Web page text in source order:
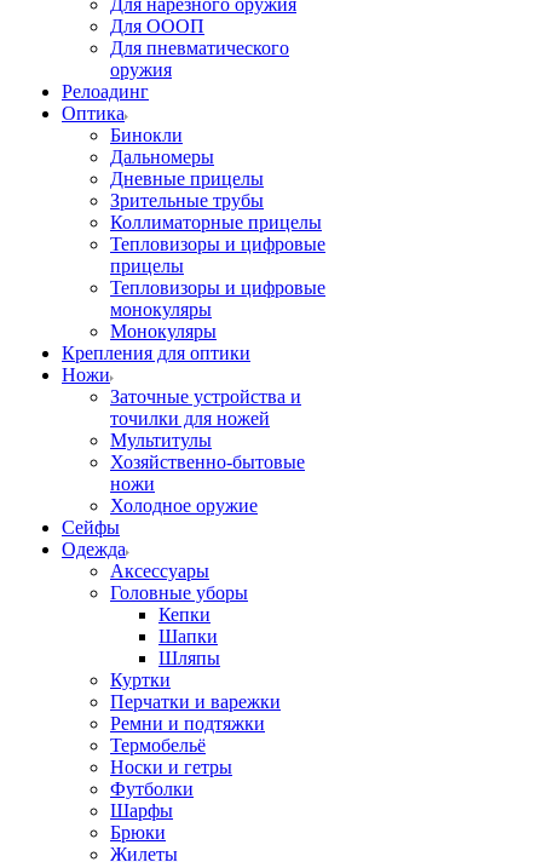
Для нарезного оружия
Для ОООП
Для пневматического
оружия
Релоадинг
Оптика
Бинокли
Дальномеры
Дневные прицелы
Зрительные трубы
Коллиматорные прицелы
Тепловизоры и цифровые
прицелы
Тепловизоры и цифровые
монокуляры
Монокуляры
Крепления для оптики
Ножи
Заточные устройства и
точилки для ножей
Мультитулы
Хозяйственно-бытовые
ножи
Холодное оружие
Сейфы
Одежда
Аксессуары
Головные уборы
Кепки
Шапки
Шляпы
Куртки
Перчатки и варежки
Ремни и подтяжки
Термобельё
Носки и гетры
Футболки
Шарфы
Брюки
Жилеты